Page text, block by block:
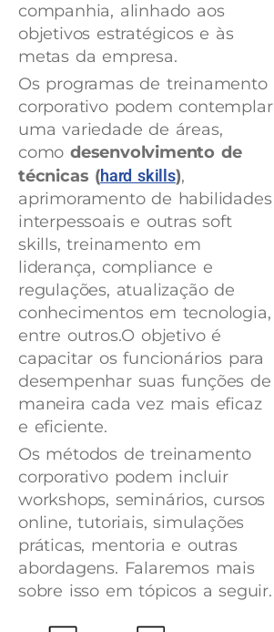
companhia, alinhado aos
objetivos estratégicos e às
metas da empresa.
Os programas de treinamento
corporativo podem contemplar
uma variedade de áreas,
como desenvolvimento de
técnicas (hard skills),
aprimoramento de habilidades
interpessoais e outras soft
skills, treinamento em
liderança, compliance e
regulações, atualização de
conhecimentos em tecnologia,
entre outros.O objetivo é
capacitar os funcionários para
desempenhar suas funções de
maneira cada vez mais eficaz
e eficiente.
Os métodos de treinamento
corporativo podem incluir
workshops, seminários, cursos
online, tutoriais, simulações
práticas, mentoria e outras
abordagens. Falaremos mais
sobre isso em tópicos a seguir.